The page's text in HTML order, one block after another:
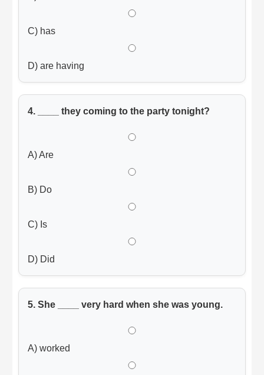
C) has
D) are having
4. ____ they coming to the party tonight?
A) Are
B) Do
C) Is
D) Did
5. She ____ very hard when she was young.
A) worked